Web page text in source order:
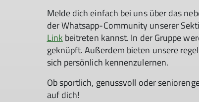
Melde dich einfach bei uns über das
der Whatsapp-Community unserer
Link beitreten kannst. In der Gruppe
geknüpft. Außerdem bieten unsere
sich persönlich kennenzulernen.
Ob sportlich, genussvoll oder
auf dich!